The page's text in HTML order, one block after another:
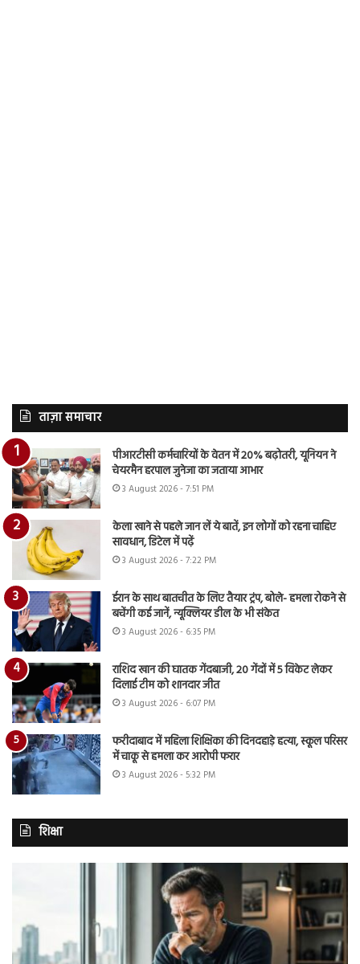
ताज़ा समाचार
पीआरटीसी कर्मचारियों के वेतन में 20% बढ़ोतरी, यूनियन ने
चेयरमैन हरपाल जुनेजा का जताया आभार
3 August 2026 - 7:51 PM
केला खाने से पहले जान लें ये बातें, इन लोगों को रहना चाहिए
सावधान, डिटेल में पढ़ें
3 August 2026 - 7:22 PM
ईरान के साथ बातचीत के लिए तैयार ट्रंप, बोले- हमला रोकने से
बचेंगी कई जानें, न्यूक्लियर डील के भी संकेत
3 August 2026 - 6:35 PM
राशिद खान की घातक गेंदबाजी, 20 गेंदों में 5 विकेट लेकर
दिलाई टीम को शानदार जीत
3 August 2026 - 6:07 PM
फरीदाबाद में महिला शिक्षिका की दिनदहाड़े हत्या, स्कूल परिसर
में चाकू से हमला कर आरोपी फरार
3 August 2026 - 5:32 PM
शिक्षा